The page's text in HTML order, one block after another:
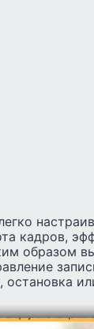
кадров,
образом
остановка